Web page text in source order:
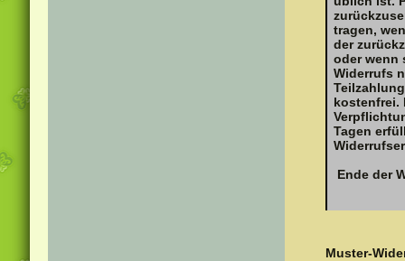
tragen,
der
oder wenn
Widerrufs
kostenfrei.
Tagen
Ende der
Muster-